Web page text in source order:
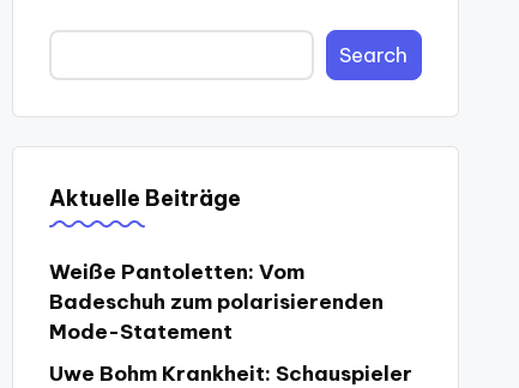
Search
Aktuelle Beiträge
Weiße Pantoletten: Vom
Badeschuh zum polarisierenden
Mode-Statement
Uwe Bohm Krankheit: Schauspieler